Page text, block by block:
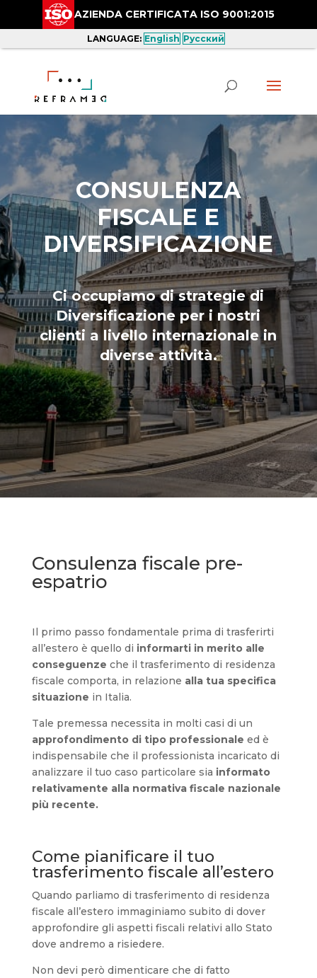
CONSULENZA
FISCALE E
DIVERSIFICAZIONE
Ci occupiamo di strategie di
Diversificazione per i nostri
clienti a livello internazionale in
diverse attività.
Consulenza fiscale pre-
espatrio
Il primo passo fondamentale prima di trasferirti
all’estero è quello di informarti in merito alle
conseguenze che il trasferimento di residenza
fiscale comporta, in relazione alla tua specifica
situazione in Italia.
Tale premessa necessita in molti casi di un
approfondimento di tipo professionale ed è
indispensabile che il professionista incaricato di
analizzare il tuo caso particolare sia informato
relativamente alla normativa fiscale nazionale
più recente.
Come pianificare il tuo
trasferimento fiscale all’estero
Quando parliamo di trasferimento di residenza
fiscale all’estero immaginiamo subito di dover
approfondire gli aspetti fiscali relativi allo Stato
dove andremo a risiedere.
Non devi però dimenticare che di fatto
AZIENDA CERTIFICATA ISO 9001:2015
LANGUAGE: English Русский